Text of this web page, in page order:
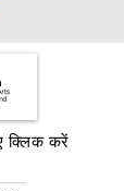
क्लिक करें